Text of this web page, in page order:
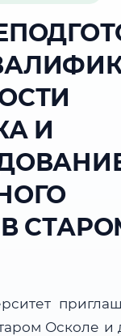
И
Осколе и